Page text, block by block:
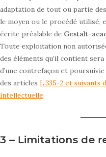
adaptation de tout ou partie
le moyen ou le procédé utilisé,
écrite préalable de Gestalt-
Toute exploitation non
des éléments qu’il contient
d’une contrefaçon et
des articles L.335-2 et suivants
Intellectuelle.
3 – Limitations de